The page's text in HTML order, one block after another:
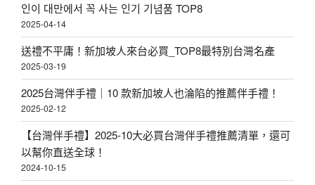
인이 대만에서 꼭 사는 인기 기념품 TOP8
2025-04-14
送禮不平庸！新加坡人來台必買_TOP8最特別台灣名產
2025-03-19
2025台灣伴手禮｜10 款新加坡人也淪陷的推薦伴手禮！
2025-02-12
【台灣伴手禮】2025-10大必買台灣伴手禮推薦清單，還可
以幫你直送全球！
2024-10-15